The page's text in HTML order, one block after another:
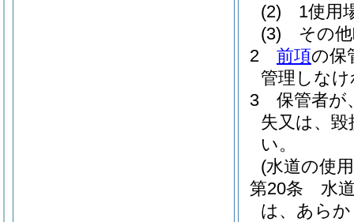
(2)
1使用
(3)
その
2
前項の保
管理しな
3
保管者が
失又は、
い。
(水道の使
第20条
水
は、あら